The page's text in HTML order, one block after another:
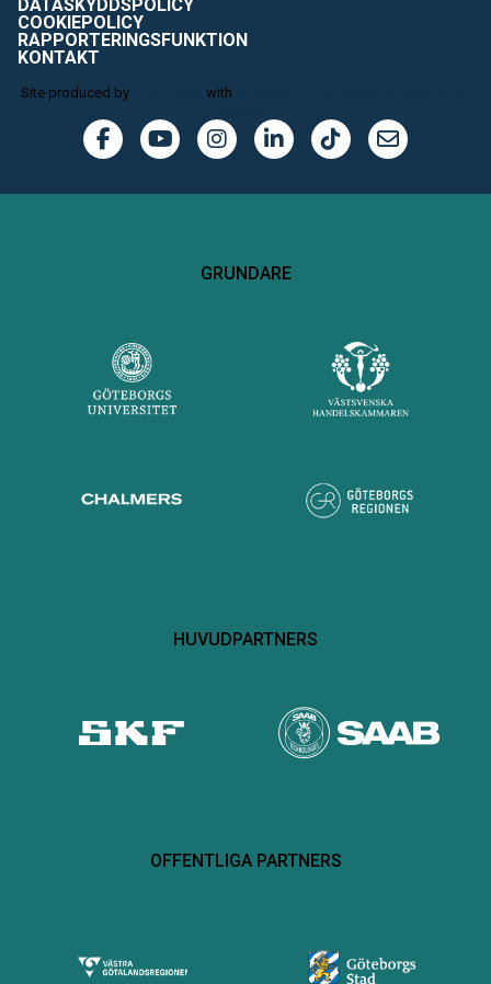
DATASKYDDSPOLICY
COOKIEPOLICY
RAPPORTERINGSFUNKTION
KONTAKT
Site produced by with
GRUNDARE
HUVUDPARTNERS
OFFENTLIGA PARTNERS